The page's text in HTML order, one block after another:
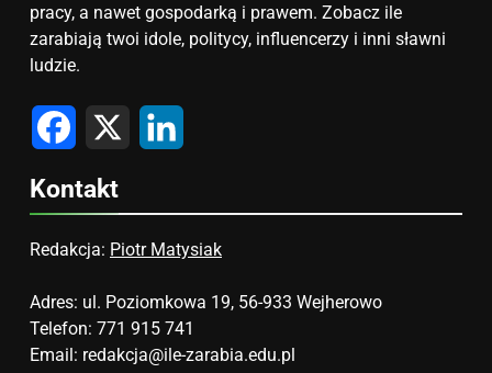
pracy, a nawet gospodarką i prawem. Zobacz ile
zarabiają twoi idole, politycy, influencerzy i inni sławni
ludzie.
Facebook
X
Kontakt
Redakcja: Piotr Matysiak
Adres: ul. Poziomkowa 19, 56-933 Wejherowo
Telefon: 771 915 741
Email: redakcja@ile-zarabia.edu.pl